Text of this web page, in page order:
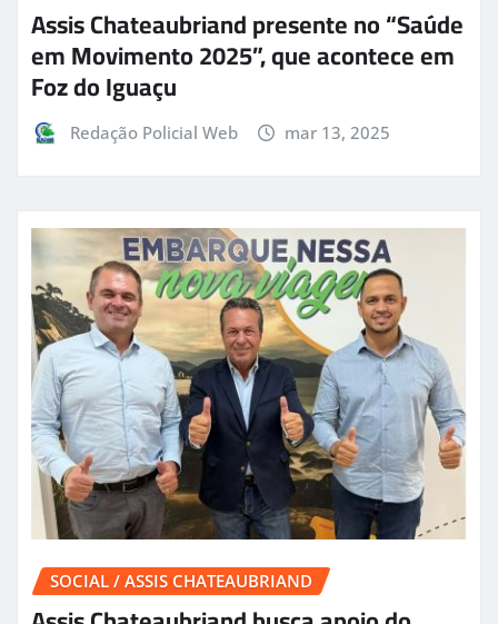
Assis Chateaubriand presente no “Saúde
em Movimento 2025”, que acontece em
Foz do Iguaçu
Redação Policial Web mar 13, 2025
SOCIAL / ASSIS CHATEAUBRIAND